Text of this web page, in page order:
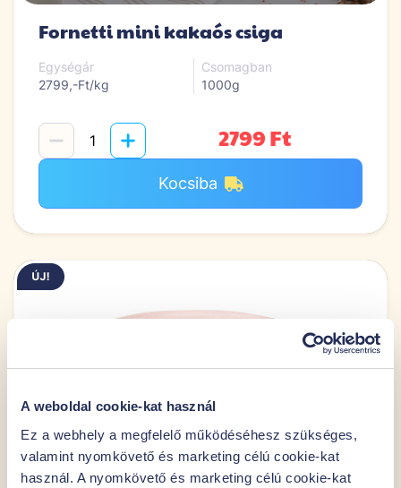
A weboldal cookie-kat használ
Ez a webhely a megfelelő működéséhesz szükséges,
valamint nyomkövető és marketing célú cookie-kat
használ. A nyomkövető és marketing célú cookie-kat
Fornetti mini kakaós csiga
Egységár
2799,-Ft/kg
Csomagban
1000g
2799 Ft
Kocsiba